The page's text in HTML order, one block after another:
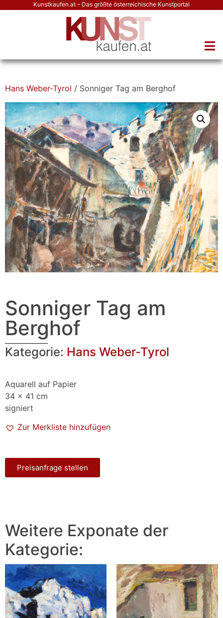
Kunstkaufen.at – Das größte österreichische Kunstportal
Hans Weber-Tyrol / Sonniger Tag am Berghof
Sonniger Tag am
Berghof
Kategorie: Hans Weber-Tyrol
Aquarell auf Papier
34 x 41 cm
signiert
Zur Merkliste hinzufügen
Preisanfrage stellen
Weitere Exponate der
Kategorie: